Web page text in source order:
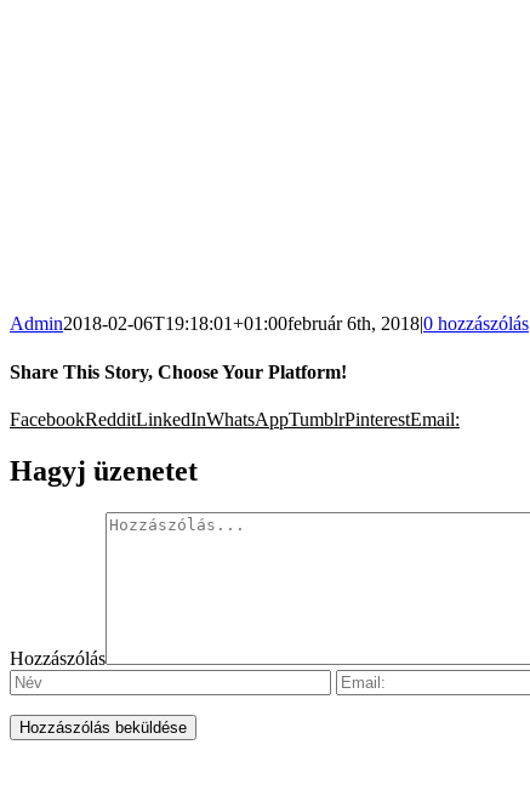
Admin2018-02-06T19:18:01+01:00február 6th, 2018|0 hozzászólás
Share This Story, Choose Your Platform!
FacebookRedditLinkedInWhatsAppTumblrPinterestEmail:
Hagyj üzenetet
Hozzászólás